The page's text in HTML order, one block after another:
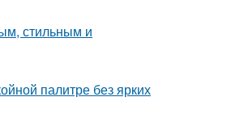
стильным и
палитре без ярких